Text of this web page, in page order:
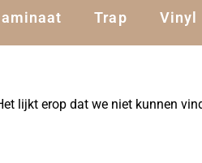
Trap Vinyl
lijkt erop dat we niet kunnen